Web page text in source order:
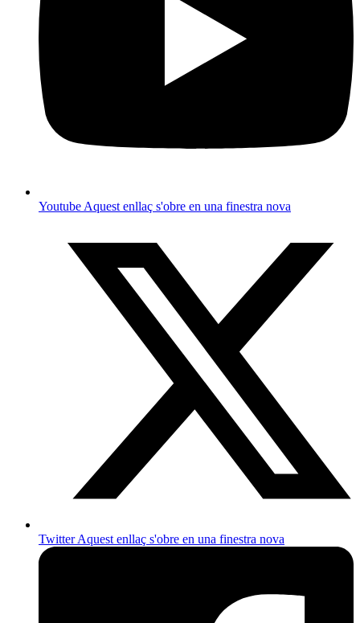
YoutubeAquest enllaç s'obre en una finestra nova
TwitterAquest enllaç s'obre en una finestra nova